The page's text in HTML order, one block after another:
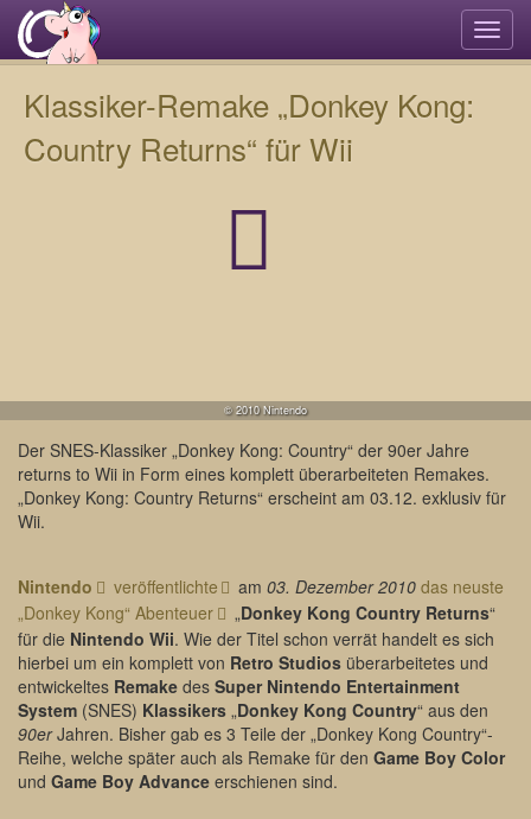
Klassiker-Remake „Donkey Kong:
Country Returns“ für Wii
© 2010 Nintendo
Der SNES-Klassiker „Donkey Kong: Country“ der 90er Jahre
returns to Wii in Form eines komplett überarbeiteten Remakes.
„Donkey Kong: Country Returns“ erscheint am 03.12. exklusiv für
Wii.
Nintendo veröffentlichte am03. Dezember 2010 das neuste
„Donkey Kong“ Abenteuer
„Donkey Kong Country Returns“
für die Nintendo Wii. Wie der Titel schon verrät handelt es sich
hierbei um ein komplett von Retro Studios überarbeitetes und
entwickeltes Remake des Super Nintendo Entertainment
System (SNES) Klassikers „Donkey Kong Country“ aus den
90erJahren. Bisher gab es 3 Teile der „Donkey Kong Country“-
Reihe, welche später auch als Remake für den Game Boy Color
und Game Boy Advance erschienen sind.